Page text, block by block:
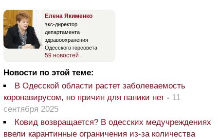
Елена Якименко
экс-директор
департамента
здравоохранения
Одесского горсовета
59 новостей
Новости по этой теме:
В Одесской области растет заболеваемость
коронавирусом, но причин для паники нет - 11
сентября 2025
Ковид возвращается? В одесских медучреждениях
ввели карантинные ограничения из-за количества